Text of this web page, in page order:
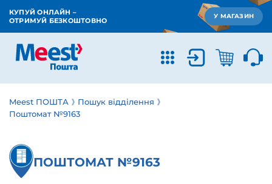
КУПУЙ ОНЛАЙН –
ОТРИМУЙ БЕЗКОШТОВНО
У МАГАЗИН
Meest ПОШТА
Пошук відділення
Поштомат №9163
ПОШТОМАТ №9163